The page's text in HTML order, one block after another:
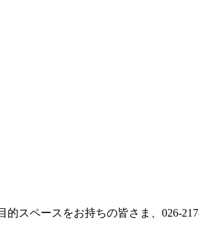
スペースをお持ちの皆さま、026-